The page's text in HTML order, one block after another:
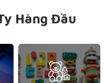
Hàng Đầu